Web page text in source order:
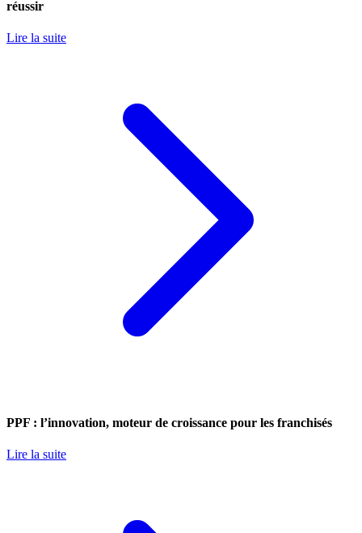
réussir
Lire la suite
PPF : l’innovation, moteur de croissance pour les franchisés
Lire la suite